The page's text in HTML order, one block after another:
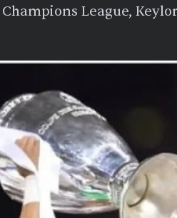
League,